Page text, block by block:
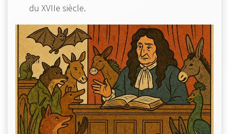
du XVIIe siècle.